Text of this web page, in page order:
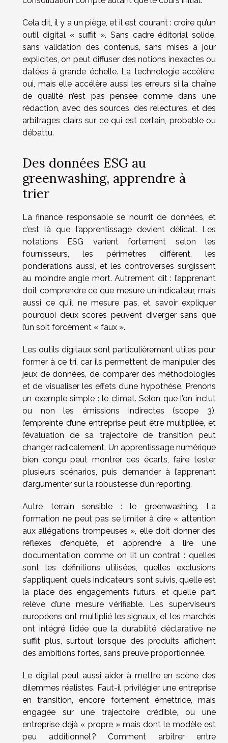
Cela dit, il y a un piège, et il est courant : croire qu’un
outil digital « suffit ». Sans cadre éditorial solide,
sans validation des contenus, sans mises à jour
explicites, on peut diffuser des notions inexactes ou
datées à grande échelle. La technologie accélère,
oui, mais elle accélère aussi les erreurs si la chaîne
de qualité n’est pas pensée comme dans une
rédaction, avec des sources, des relectures, et des
arbitrages clairs sur ce qui est certain, probable ou
débattu.
Des données ESG au
greenwashing, apprendre à
trier
La finance responsable se nourrit de données, et
c’est là que l’apprentissage devient délicat. Les
notations ESG varient fortement selon les
fournisseurs, les périmètres diffèrent, les
pondérations aussi, et les controverses surgissent
au moindre angle mort. Autrement dit : l’apprenant
doit comprendre ce que mesure un indicateur, mais
aussi ce qu’il ne mesure pas, et savoir expliquer
pourquoi deux scores peuvent diverger sans que
l’un soit forcément « faux ».
Les outils digitaux sont particulièrement utiles pour
former à ce tri, car ils permettent de manipuler des
jeux de données, de comparer des méthodologies
et de visualiser les effets d’une hypothèse. Prenons
un exemple simple : le climat. Selon que l’on inclut
ou non les émissions indirectes (scope 3),
l’empreinte d’une entreprise peut être multipliée, et
l’évaluation de sa trajectoire de transition peut
changer radicalement. Un apprentissage numérique
bien conçu peut montrer ces écarts, faire tester
plusieurs scénarios, puis demander à l’apprenant
d’argumenter sur la robustesse d’un reporting.
Autre terrain sensible : le greenwashing. La
formation ne peut pas se limiter à dire « attention
aux allégations trompeuses », elle doit donner des
réflexes d’enquête, et apprendre à lire une
documentation comme on lit un contrat : quelles
sont les définitions utilisées, quelles exclusions
s’appliquent, quels indicateurs sont suivis, quelle est
la place des engagements futurs, et quelle part
relève d’une mesure vérifiable. Les superviseurs
européens ont multiplié les signaux, et les marchés
ont intégré l’idée que la durabilité déclarative ne
suffit plus, surtout lorsque des produits affichent
des ambitions fortes, sans preuve proportionnée.
Le digital peut aussi aider à mettre en scène des
dilemmes réalistes. Faut-il privilégier une entreprise
en transition, encore fortement émettrice, mais
engagée sur une trajectoire crédible, ou une
entreprise déjà « propre » mais dont le modèle est
peu additionnel ? Comment arbitrer entre